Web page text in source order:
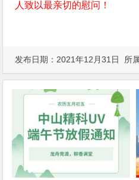
人致以最亲切的慰问！
发布日期：2021年12月31日 所